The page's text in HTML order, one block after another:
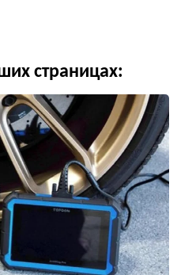
страницах: